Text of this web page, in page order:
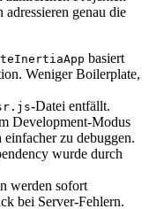
genau die
basiert
Weniger Boilerplate,
-Datei entfällt.
Development-Modus
zu debuggen.
wurde durch
werden sofort
bei Server-Fehlern.